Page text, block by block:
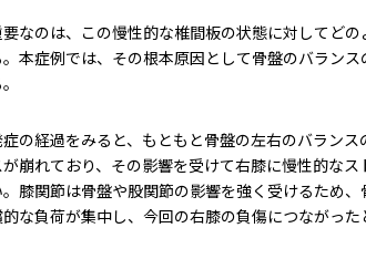
なのは、この慢性的な椎間板の状態に対してど
。本症例では、その根本原因として骨盤のバラン
症の経過をみると、もともと骨盤の左右のバラン
が崩れており、その影響を受けて右膝に慢性的な
。膝関節は骨盤や股関節の影響を強く受けるため
な負荷が集中し、今回の右膝の負傷につながった